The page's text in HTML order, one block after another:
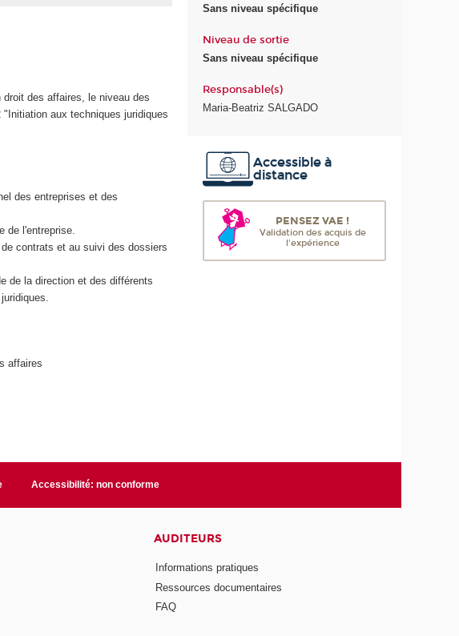
des affaires, le niveau des
aux techniques juridiques
des entreprises et des
de l'entreprise.
contrats et au suivi des dossiers
de la direction et des différents
affaires
Sans niveau spécifique
Niveau de sortie
Sans niveau spécifique
Responsable(s)
Maria-Beatriz SALGADO
Accessible à
distance
PENSEZ VAE !
Validation des acquis de
l'expérience
Accessibilité: non conforme
AUDITEURS
Informations pratiques
Ressources documentaires
FAQ